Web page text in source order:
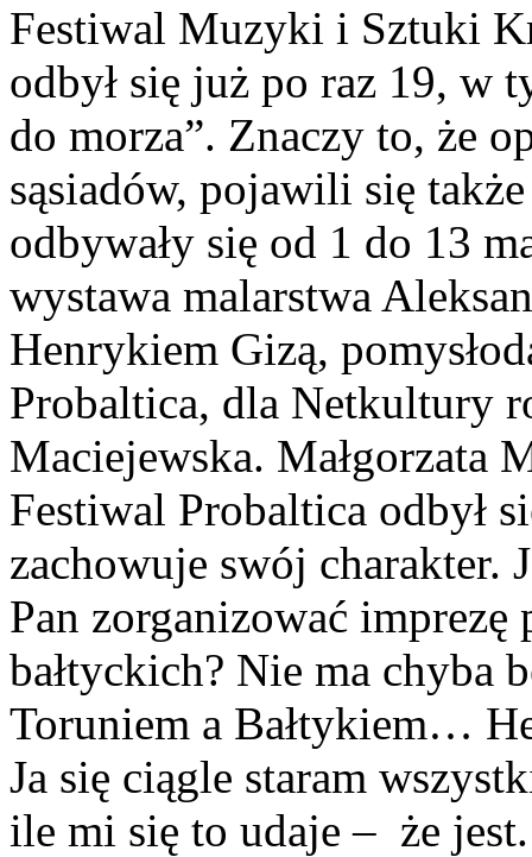
Festiwal Muzyki i Sztuki
odbył się już po raz 19, w
do morza”. Znaczy to, że
sąsiadów, pojawili się
odbywały się od 1 do 13
wystawa malarstwa
Henrykiem Gizą,
Probaltica, dla Netkultury
Maciejewska. Małgorzata
Festiwal Probaltica odbył
zachowuje swój charakter.
Pan zorganizować
bałtyckich? Nie ma chyba
Toruniem a Bałtykiem…
Ja się ciągle staram
ile mi się to udaje – że